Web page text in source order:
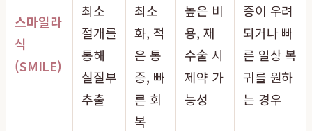
스마일라
식
(SMILE)
최소
절개를
통해
실질부
추출
최소
화, 적
은 통
증, 빠
른 회
복
높은 비
용, 재
수술 시
제약 가
능성
증이 우려
되거나 빠
른 일상 복
귀를 원하
는 경우